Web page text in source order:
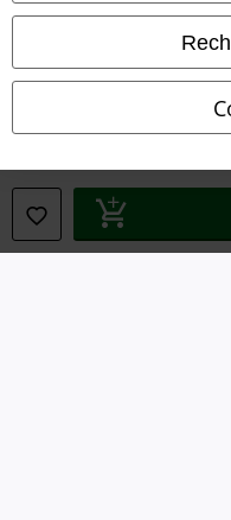
Eliminación de residuos y
Declaración de Conformidad
Información sobre
Configuración Cookies
Cancelar pedido